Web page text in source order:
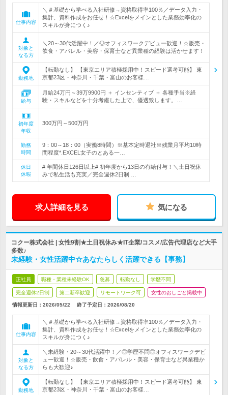
仕事内容
＼＃基礎から学べる入社研修→資格取得率100％／データ入力・
集計、資料作成をお任せ！☆Excelをメインとした業務効率化の
スキルが身につく♪
対象と
なる方
＼20～30代活躍中！／◎オフィスワークデビュー歓迎！☆販売・
飲食・アパレル・美容・保育士など異業種の経験は活かせます！
勤務地
【転勤なし】 【東京エリア積極採用中！スピード選考可能】 東
京都23区・神奈川・千葉・富山のお客様…
給与
月給24万円～39万9900円 ＋ インセンティブ ＋ 各種手当※経
験・スキルなどを十分考慮した上で、優遇致します。…
初年度
年収
300万円～500万円
勤務
時間
9：00～18：00（実働8時間）※基本定時退社※残業月平均10時
間程度*.EXCEL女子のとある一…
休日
休暇
# 年間休日126日以上# 初年度から13日の有給付与！＼土日祝休
みで私生活も充実／完全週休2日制 …
求人詳細を見る 気になる
コクー株式会社 | 女性9割★土日祝休み★IT企業/コスメ/広告代理店など大手
多数♪
未経験・女性活躍中☆あなたらしく活躍できる【事務】
正社員 職種・業種未経験OK 急募 転勤なし 学歴不問
完全週休2日制 第二新卒歓迎 リモートワーク可 女性のおしごと掲載中
情報更新日：2026/05/22 終了予定日： 2026/08/20
仕事内容
＼＃基礎から学べる入社研修→資格取得率100％／データ入力・
集計、資料作成をお任せ！☆Excelをメインとした業務効率化の
スキルが身につく♪
対象と
なる方
＼未経験・20～30代活躍中！／◎学歴不問◎オフィスワークデビ
ュー歓迎！☆販売・飲食・アパレル・美容・保育士など異業種か
らも大歓迎♪
勤務地
【転勤なし】 【東京エリア積極採用中！スピード選考可能】 東
京都23区・神奈川・千葉・富山のお客様…